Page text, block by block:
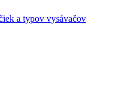
a typov vysávačov